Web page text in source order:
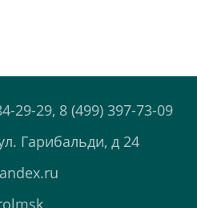
29-29, 8 (499) 397-73-09
Гарибальди, д 24